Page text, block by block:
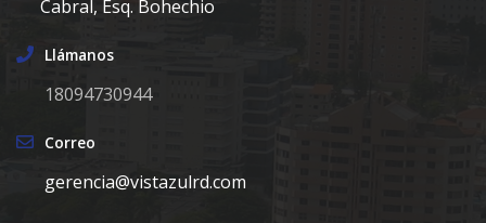
Cabral, Esq. Bohechio
Llámanos
18094730944
Correo
gerencia@vistazulrd.com